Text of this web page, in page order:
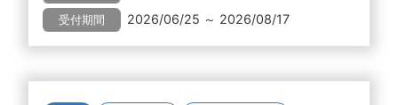
受付期間 2026/06/25 ～ 2026/08/17